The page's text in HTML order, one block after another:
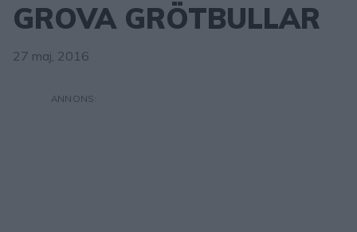
GROVA GRÖTBULLAR
27 maj, 2016